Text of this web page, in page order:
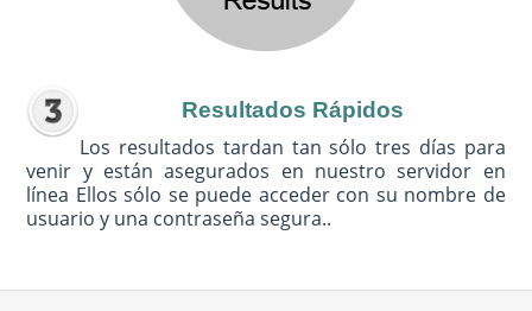
Resultados Rápidos
Los resultados tardan tan sólo tres días para
venir y están asegurados en nuestro servidor en
línea Ellos sólo se puede acceder con su nombre de
usuario y una contraseña segura..